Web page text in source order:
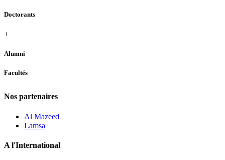
Doctorants
+
Alumni
Facultés
Nos partenaires
Al Mazeed
Lamsa
A l'International